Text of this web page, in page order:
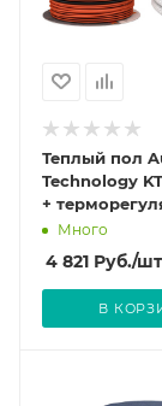
Теплый пол
Technology
+
Много
4 821 Руб./шт
В